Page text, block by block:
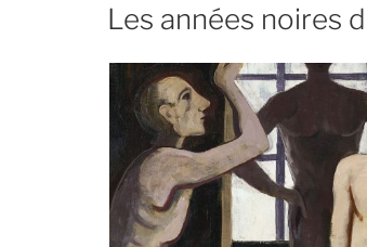
Les années noires